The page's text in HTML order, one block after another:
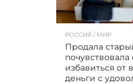
РОССИЯ / МИР
Продала
почувствовала
избавиться от
деньги с